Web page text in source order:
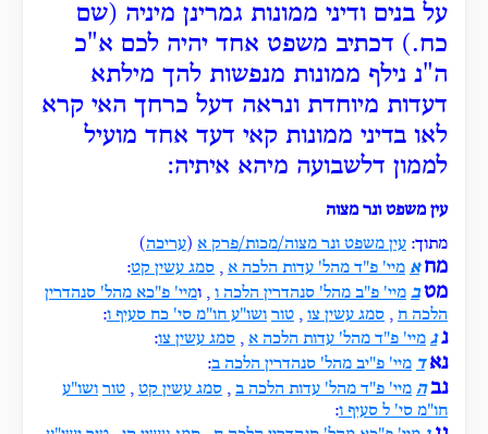
על בנים ודיני ממונות גמרינן מיניה (שם
כח.) דכתיב משפט אחד יהיה לכם א"כ
ה"נ נילף ממונות מנפשות להך מילתא
דעדות מיוחדת ונראה דעל כרחך האי קרא
לאו בדיני ממונות קאי דעד אחד מועיל
לממון דלשבועה מיהא איתיה:
עין משפט ונר מצוה
מתוך: עין משפט ונר מצוה/מכות/פרק א (עריכה)
מח א מיי' פ"ד מהל' עדות הלכה א , סמג עשין קט:
מט ב מיי' פ"ב מהל' סנהדרין הלכה ו , ומיי' פ"כא מהל' סנהדרין
הלכה ח , סמג עשין צו , טור ושו"ע חו"מ סי' כח סעיף ו:
נ ג מיי' פ"ד מהל' עדות הלכה א , סמג עשין צו:
נא ד מיי' פ"יב מהל' סנהדרין הלכה ב:
נב ה מיי' פ"ד מהל' עדות הלכה ב , סמג עשין קט , טור ושו"ע
חו"מ סי' ל סעיף ו: